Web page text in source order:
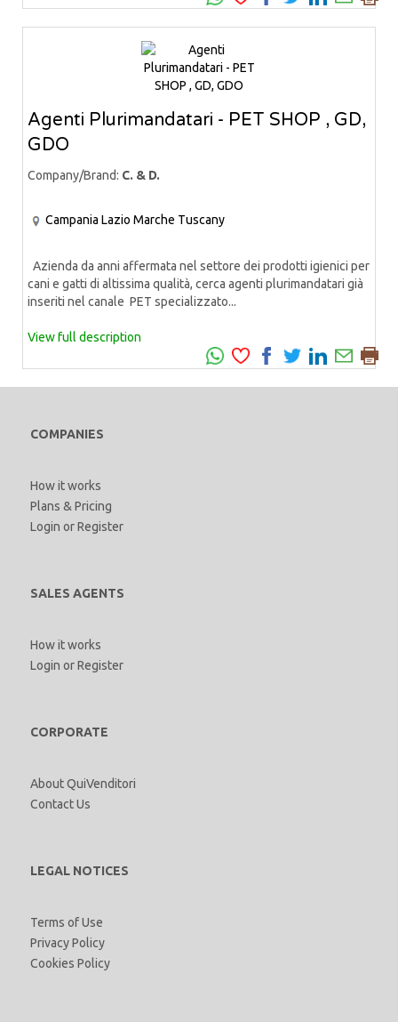
Agenti Plurimandatari - PET SHOP , GD,
GDO
Company/Brand: C. & D.
Campania Lazio Marche Tuscany
Azienda da anni affermata nel settore dei prodotti igienici per
cani e gatti di altissima qualità, cerca agenti plurimandatari già
inseriti nel canale PET specializzato...
View full description
COMPANIES
How it works
Plans & Pricing
Login orRegister
SALES AGENTS
How it works
Login orRegister
CORPORATE
About QuiVenditori
Contact Us
LEGAL NOTICES
Terms of Use
Privacy Policy
Cookies Policy